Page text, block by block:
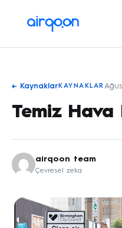
← Kaynaklar KAYNAKLAR
Temiz Hava
airqoon team
Çevresel zeka